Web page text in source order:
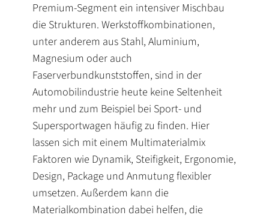
Premium-Segment ein intensiver Mischbau
die Strukturen. Werkstoffkombinationen,
unter anderem aus Stahl, Aluminium,
Magnesium oder auch
Faserverbundkunststoffen, sind in der
Automobilindustrie heute keine Seltenheit
mehr und zum Beispiel bei Sport- und
Supersportwagen häufig zu finden. Hier
lassen sich mit einem Multimaterialmix
Faktoren wie Dynamik, Steifigkeit, Ergonomie,
Design, Package und Anmutung flexibler
umsetzen. Außerdem kann die
Materialkombination dabei helfen, die